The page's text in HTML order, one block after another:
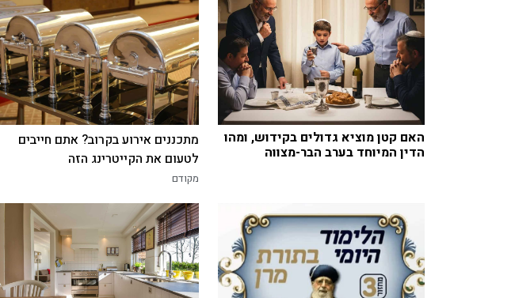
האם קטן מוציא גדולים בקידוש, ומהו
הדין המיוחד בערב הבר-מצווה
מתכננים אירוע בקרוב? אתם חייבים
לטעום את הקייטרינג הזה
מקודם